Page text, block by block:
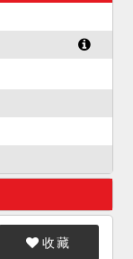
收藏